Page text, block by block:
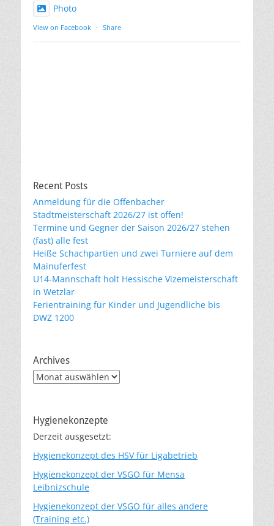
Photo
View on Facebook · Share
Recent Posts
Anmeldung für die Offenbacher
Stadtmeisterschaft 2026/27 ist offen!
Termine und Gegner der Saison 2026/27 stehen
(fast) alle fest
Heiße Schachpartien und zwei Turniere auf dem
Mainuferfest
U14-Mannschaft holt Hessische Vizemeisterschaft
in Wetzlar
Ferientraining für Kinder und Jugendliche bis
DWZ 1200
Archives
Archives
Hygienekonzepte
Derzeit ausgesetzt:
Hygienekonzept des HSV für Ligabetrieb
Hygienekonzept der VSGO für Mensa
Leibnizschule
Hygienekonzept der VSGO für alles andere
(Training etc.)